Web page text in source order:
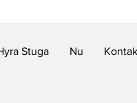
Stuga Nu